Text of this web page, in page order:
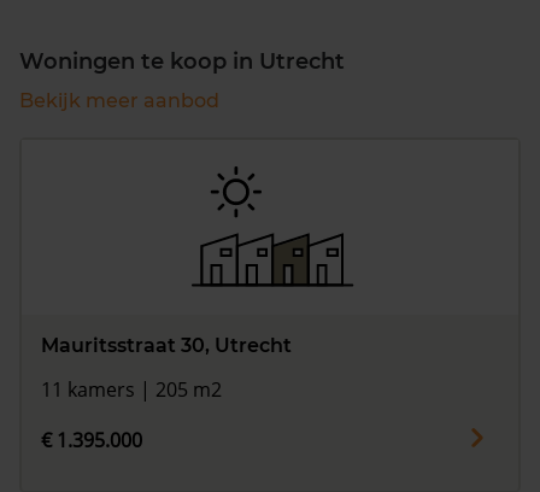
Woningen te koop in Utrecht
Bekijk meer aanbod
Mauritsstraat 30, Utrecht
11 kamers | 205 m2
€ 1.395.000